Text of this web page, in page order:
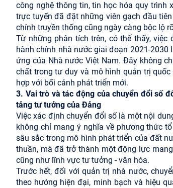
công nghệ thông tin, tin học hóa quy trình
trực tuyến đã đặt những viên gạch đầu
chính truyền thống cũng ngày càng bộc lộ
Từ những phân tích trên, có thể thấy,
hành chính nhà nước giai đoạn 2021-
ứng của Nhà nước Việt Nam. Đây không
chất trong tư duy và mô hình quản trị
hợp với bối cảnh phát triển mới.
3. Vai trò và tác động của chuyển đổi số
tảng tư tưởng của Đảng
Việc xác định chuyển đổi số là một nội
không chỉ mang ý nghĩa về phương thức
sâu sắc trong mô hình phát triển của đất
thuần, mà đã trở thành một động lực
cũng như lĩnh vực tư tưởng - văn hóa.
Trước hết, đối với quản trị nhà nước,
theo hướng hiện đại, minh bạch và hiệu